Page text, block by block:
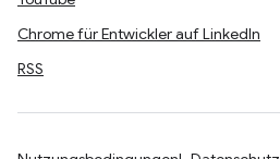
Chrome für Entwickler auf LinkedIn
RSS